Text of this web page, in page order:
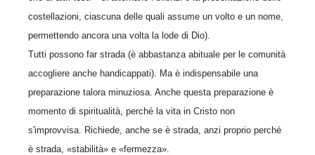
costellazioni, ciascuna delle quali assume un volto e un nome,
permettendo ancora una volta la lode di Dio).
Tutti possono far strada (è abbastanza abituale per le comunità
accogliere anche handicappati). Ma è indispensabile una
preparazione talora minuziosa. Anche questa preparazione è
momento di spiritualità, perché la vita in Cristo non
s'improvvisa. Richiede, anche se è strada, anzi proprio perché
è strada, «stabilità» e «fermezza».